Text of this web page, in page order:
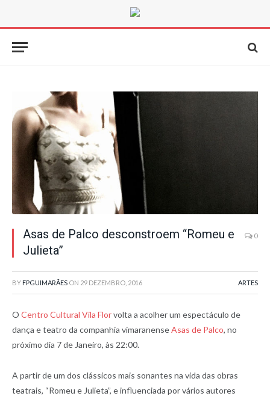
Asas de Palco desconstroem “Romeu e
Julieta”
0
BY FPGUIMARÃES ON 29 DEZEMBRO, 2016 ARTES
O Centro Cultural Vila Florvolta a acolher um espectáculo de
dança e teatro da companhia vimaranenseAsas de Palco, no
próximo dia 7 de Janeiro, às 22:00.
A partir de um dos clássicos mais sonantes na vida das obras
teatrais, “Romeu e Julieta”, e influenciada por vários autores